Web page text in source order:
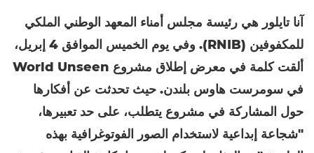
آنا تايلور هي رئيسة مجلس أمناء المعهد الوطني الملكي
للمكفوفين (RNIB). وفي يوم الخميس الموافق 4 إبريل،
ألقت كلمة في معرض إطلاق مشروع World Unseen
في سومرست هاوس بلندن. حيث تحدثت عن أفكارها
حول المشاركة في مشروع يتطلب، على حد تعبيرها،
"شجاعة إبداعية لاستخدام الصور الفوتوغرافية بهذه